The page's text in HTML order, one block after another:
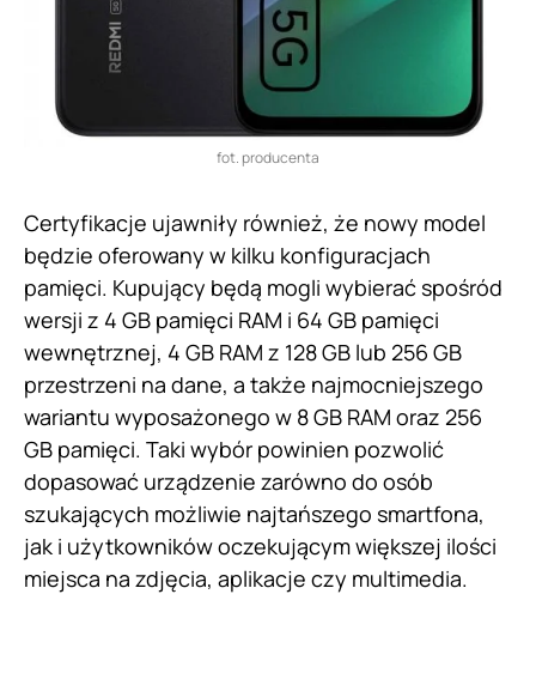
fot. producenta
Certyfikacje ujawniły również, że nowy model
będzie oferowany w kilku konfiguracjach
pamięci. Kupujący będą mogli wybierać spośród
wersji z 4 GB pamięci RAM i 64 GB pamięci
wewnętrznej, 4 GB RAM z 128 GB lub 256 GB
przestrzeni na dane, a także najmocniejszego
wariantu wyposażonego w 8 GB RAM oraz 256
GB pamięci. Taki wybór powinien pozwolić
dopasować urządzenie zarówno do osób
szukających możliwie najtańszego smartfona,
jak i użytkowników oczekującym większej ilości
miejsca na zdjęcia, aplikacje czy multimedia.